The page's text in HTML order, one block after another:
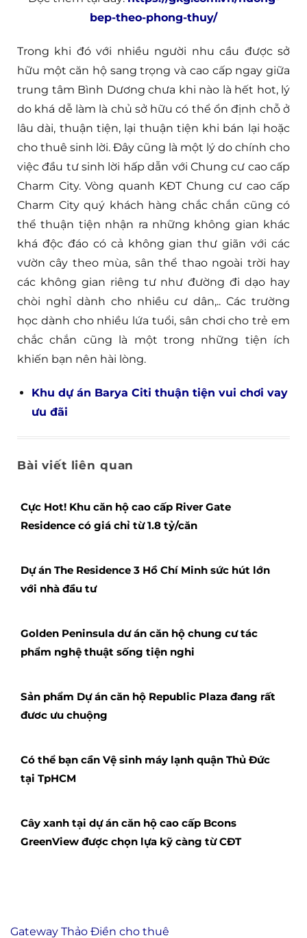
bep-theo-phong-thuy/
Trong khi đó với nhiều người nhu cầu được sở
hữu một căn hộ sang trọng và cao cấp ngay giữa
trung tâm Bình Dương chưa khi nào là hết hot, lý
do khá dễ làm là chủ sở hữu có thể ổn định chỗ ở
lâu dài, thuận tiện, lại thuận tiện khi bán lại hoặc
cho thuê sinh lời. Đây cũng là một lý do chính cho
việc đầu tư sinh lời hấp dẫn với Chung cư cao cấp
Charm City. Vòng quanh KĐT Chung cư cao cấp
Charm City quý khách hàng chắc chắn cũng có
thể thuận tiện nhận ra những không gian khác
khá độc đáo có cả không gian thư giãn với các
vườn cây theo mùa, sân thể thao ngoài trời hay
các không gian riêng tư như đường đi dạo hay
chòi nghỉ dành cho nhiều cư dân,.. Các trường
học dành cho nhiều lứa tuổi, sân chơi cho trẻ em
chắc chắn cũng là một trong những tiện ích
khiến bạn nên hài lòng.
Khu dự án Barya Citi thuận tiện vui chơi vay
ưu đãi
Bài viết liên quan
Cực Hot! Khu căn hộ cao cấp River Gate
Residence có giá chỉ từ 1.8 tỷ/căn
Dự án The Residence 3 Hồ Chí Minh sức hút lớn
với nhà đầu tư
Golden Peninsula dư án căn hộ chung cư tác
phẩm nghệ thuật sống tiện nghi
Sản phẩm Dự án căn hộ Republic Plaza đang rất
đươc ưu chuộng
Có thể bạn cần Vệ sinh máy lạnh quận Thủ Đức
tại TpHCM
Cây xanh tại dự án căn hộ cao cấp Bcons
GreenView được chọn lựa kỹ càng từ CĐT
Gateway Thảo Điền cho thuê